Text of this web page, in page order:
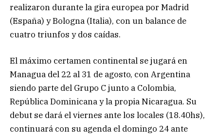
realizaron durante la gira europea por Madrid
(España) y Bologna (Italia), con un balance de
cuatro triunfos y dos caídas.
El máximo certamen continental se jugará en
Managua del 22 al 31 de agosto, con Argentina
siendo parte del Grupo C junto a Colombia,
República Dominicana y la propia Nicaragua. Su
debut se dará el viernes ante los locales (18.40hs),
continuará con su agenda el domingo 24 ante